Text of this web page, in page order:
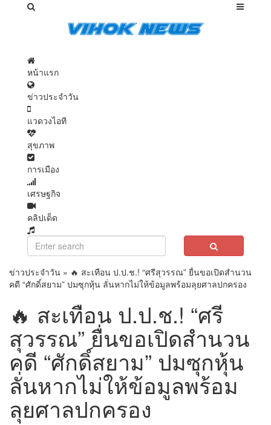
หน้าแรก
ข่าวประจำวัน
แวดวงไอที
สุขภาพ
การเมือง
เศรษฐกิจ
คลิปเด็ด
ข่าวประจำวัน » 🔥 สะเทือน ป.ป.ช.! “ศรีสุวรรณ” ยื่นขอเปิดสำนวน
คดี “ศักดิ์สยาม” ปมซุกหุ้น ลั่นหากไม่ให้ข้อมูลพร้อมลุยศาลปกครอง
🔥 สะเทือน ป.ป.ช.! “ศรี
สุวรรณ” ยื่นขอเปิดสำนวน
คดี “ศักดิ์สยาม” ปมซุกหุ้น
ลั่นหากไม่ให้ข้อมูลพร้อม
ลุยศาลปกครอง